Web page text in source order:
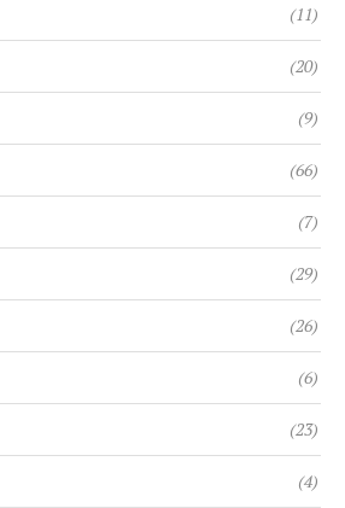
(11)
(20)
(9)
(66)
(7)
(29)
(26)
(6)
(23)
(4)